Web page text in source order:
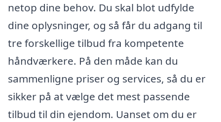
netop dine behov. Du skal blot udfylde
dine oplysninger, og så får du adgang til
tre forskellige tilbud fra kompetente
håndværkere. På den måde kan du
sammenligne priser og services, så du er
sikker på at vælge det mest passende
tilbud til din ejendom. Uanset om du er